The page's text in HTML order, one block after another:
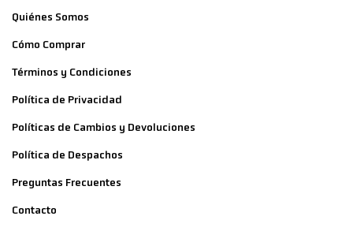
Quiénes Somos
Cómo Comprar
Términos y Condiciones
Política de Privacidad
Políticas de Cambios y Devoluciones
Política de Despachos
Preguntas Frecuentes
Contacto